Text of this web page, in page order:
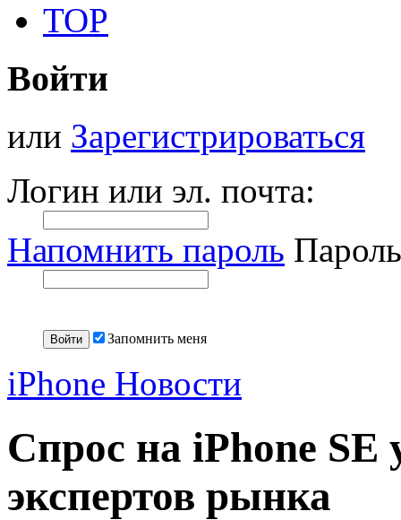
TOP
Войти
или Зарегистрироваться
Логин или эл. почта:
Напомнить пароль
Запомнить меня
iPhone Новости
Спрос на iPhone SE
экспертов рынка